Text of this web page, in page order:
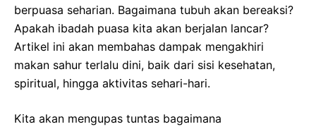
berpuasa seharian. Bagaimana tubuh akan bereaksi?
Apakah ibadah puasa kita akan berjalan lancar?
Artikel ini akan membahas dampak mengakhiri
makan sahur terlalu dini, baik dari sisi kesehatan,
spiritual, hingga aktivitas sehari-hari.
Kita akan mengupas tuntas bagaimana